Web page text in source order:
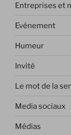
Entreprises et
Evénement
Humeur
Invité
Le mot de la
Media sociaux
Médias